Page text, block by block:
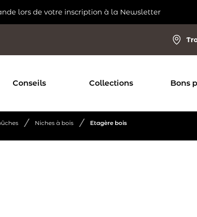
lors de votre inscription à la Newsletter
Conseils Collections Bons
/ Niches à bois / Etagère bois